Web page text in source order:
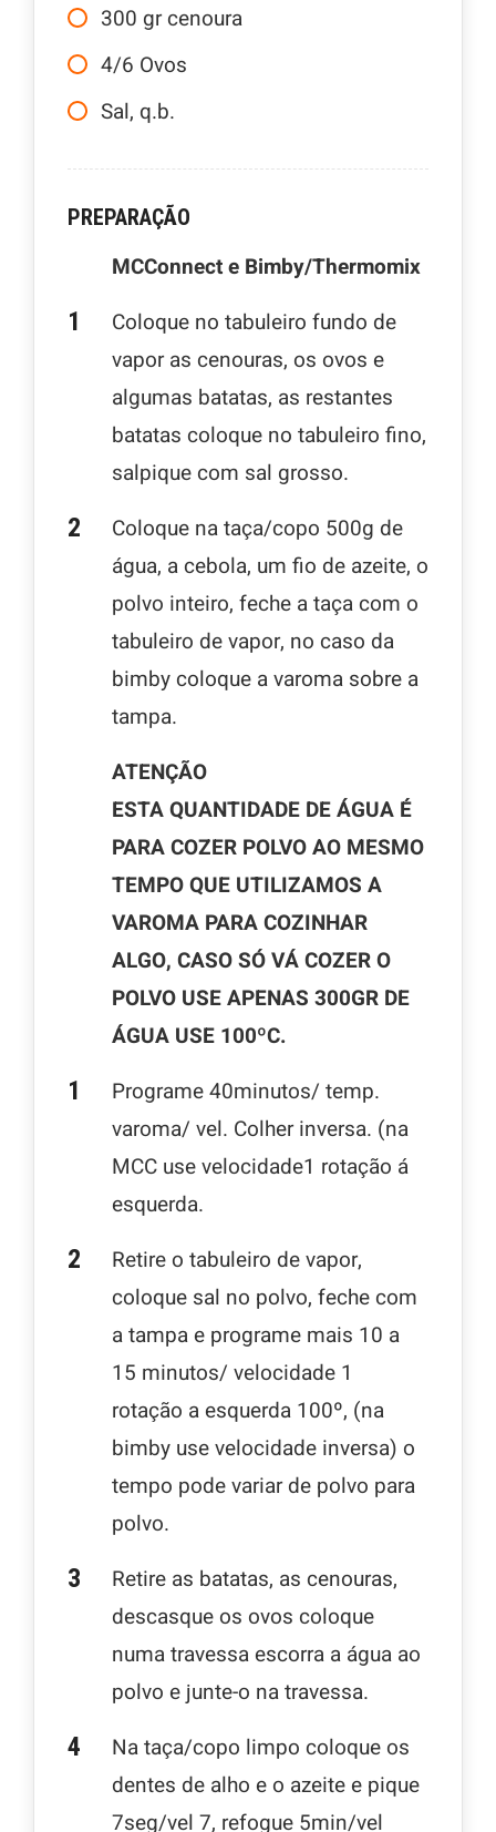
300 gr cenoura
4/6 Ovos
Sal, q.b.
PREPARAÇÃO
MCConnect e Bimby/Thermomix
Coloque no tabuleiro fundo de
vapor as cenouras, os ovos e
algumas batatas, as restantes
batatas coloque no tabuleiro fino,
salpique com sal grosso.
Coloque na taça/copo 500g de
água, a cebola, um fio de azeite, o
polvo inteiro, feche a taça com o
tabuleiro de vapor, no caso da
bimby coloque a varoma sobre a
tampa.
ATENÇÃO
ESTA QUANTIDADE DE ÁGUA É
PARA COZER POLVO AO MESMO
TEMPO QUE UTILIZAMOS A
VAROMA PARA COZINHAR
ALGO, CASO SÓ VÁ COZER O
POLVO USE APENAS 300GR DE
ÁGUA USE 100ºC.
Programe 40minutos/ temp.
varoma/ vel. Colher inversa. (na
MCC use velocidade1 rotação á
esquerda.
Retire o tabuleiro de vapor,
coloque sal no polvo, feche com
a tampa e programe mais 10 a
15 minutos/ velocidade 1
rotação a esquerda 100º, (na
bimby use velocidade inversa) o
tempo pode variar de polvo para
polvo.
Retire as batatas, as cenouras,
descasque os ovos coloque
numa travessa escorra a água ao
polvo e junte-o na travessa.
Na taça/copo limpo coloque os
dentes de alho e o azeite e pique
7seg/vel 7, refogue 5min/vel